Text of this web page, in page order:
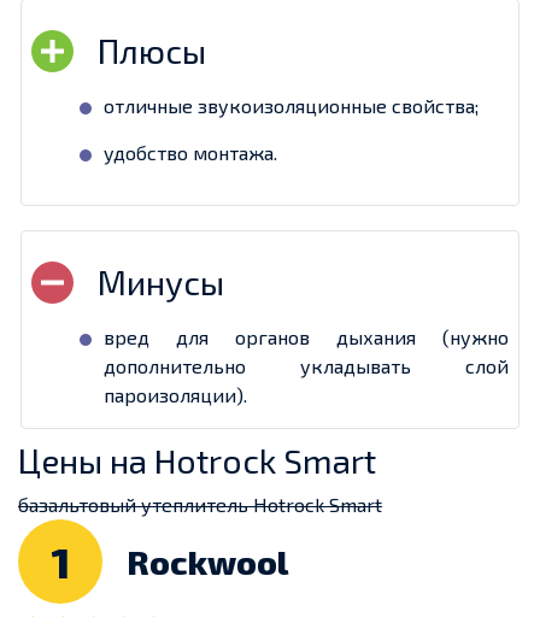
отличные звукоизоляционные свойства;
удобство монтажа.
вред для органов дыхания (нужно
дополнительно укладывать слой
пароизоляции).
Цены на Hotrock Smart
базальтовый утеплитель Hotrock Smart
1 Rockwool